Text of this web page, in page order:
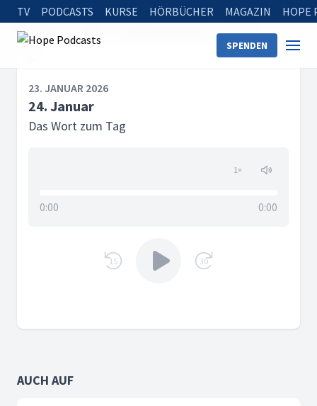
TV PODCASTS KURSE HÖRBÜCHER MAGAZIN HOPE
SPENDEN
Startseite 24. Januar
23. JANUAR 2026
24. Januar
Das Wort zum Tag
1×
0:00 0:00
15 30
AUCH AUF